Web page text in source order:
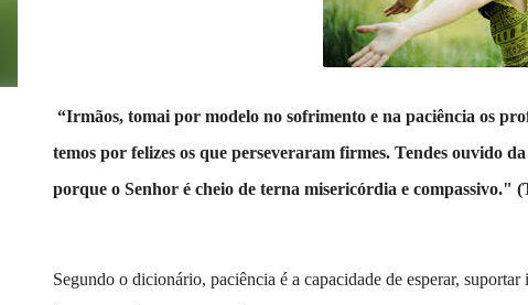
“Irmãos, tomai por modelo no sofrimento e na paciência os
temos por felizes os que perseveraram firmes. Tendes ouvido
porque o Senhor é cheio de terna misericórdia e compassivo."
Segundo o dicionário, paciência é a capacidade de esperar,